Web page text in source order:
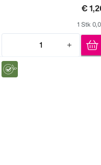
€
1 Stk
1
Quantity: 1